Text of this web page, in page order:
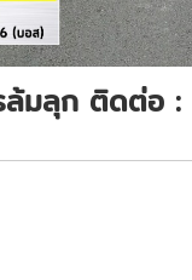
ล้มลุก ติดต่อ :